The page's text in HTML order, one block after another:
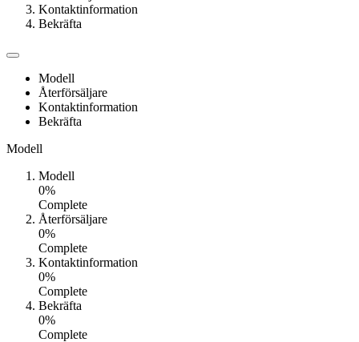
Kontaktinformation
Bekräfta
Modell
Återförsäljare
Kontaktinformation
Bekräfta
Modell
Modell
0%
Complete
Återförsäljare
0%
Complete
Kontaktinformation
0%
Complete
Bekräfta
0%
Complete